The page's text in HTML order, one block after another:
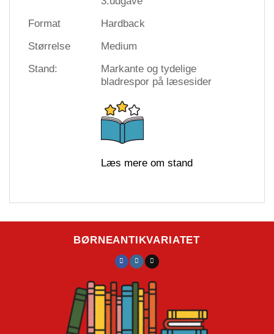
Format
Hardback
Størrelse
Medium
Stand:
Markante og tydelige
bladrespor på læsesider
Læs mere om stand
BØRNEANTIKVARIATET